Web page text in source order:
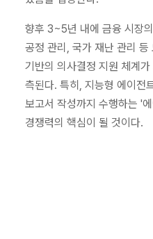
향후 3~5년 내에 금융 시장
공정 관리, 국가 재난 관리
기반의 의사결정 지원 체계
측된다. 특히, 지능형 에이전
보고서 작성까지 수행하는 '
경쟁력의 핵심이 될 것이다.